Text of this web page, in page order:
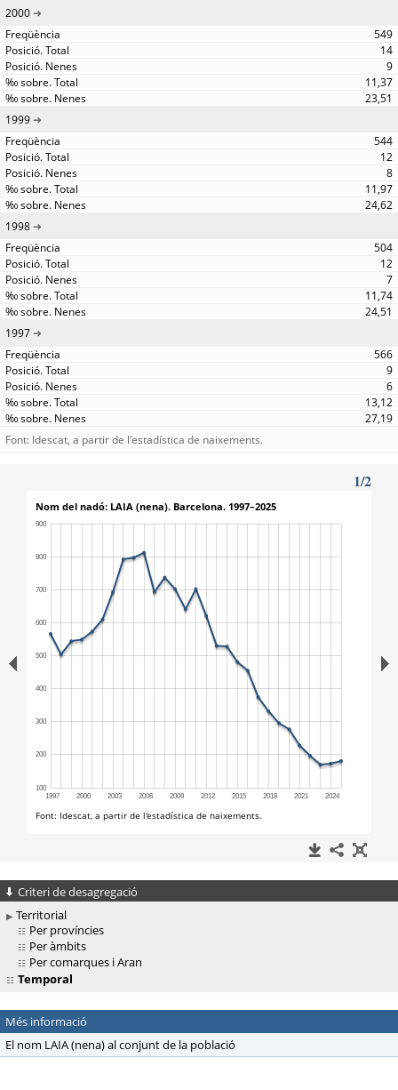
2000
549
14
9
11,37
23,51
1999
544
12
8
11,97
24,62
1998
504
12
7
11,74
24,51
1997
566
9
6
13,12
27,19
Font: Idescat, a partir de l'estadística de naixements.
Criteri de desagregació
Territorial
Per províncies
Per àmbits
Per comarques i Aran
Temporal
Més informació
El nom LAIA (nena) al conjunt de la població